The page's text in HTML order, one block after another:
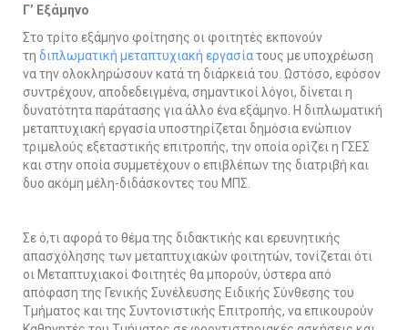
Γ’ Εξάμηνο
Στο τρίτο εξάμηνο φοίτησης οι φοιτητές εκπονούν
τη διπλωματική μεταπτυχιακή εργασίατους με υποχρέωση
να την ολοκληρώσουν κατά τη διάρκειά του. Ωστόσο, εφόσον
συντρέχουν, αποδεδειγμένα, σημαντικοί λόγοι, δίνεται η
δυνατότητα παράτασης για άλλο ένα εξάμηνο. Η διπλωματική
μεταπτυχιακή εργασία υποστηρίζεται δημόσια ενώπιον
τριμελούς εξεταστικής επιτροπής, την οποία ορίζει η ΓΣΕΣ
και στην οποία συμμετέχουν ο επιβλέπων της διατριβή και
δυο ακόμη μέλη-διδάσκοντες του ΜΠΣ.
Σε ό,τι αφορά το θέμα της διδακτικής και ερευνητικής
απασχόλησης των μεταπτυχιακών φοιτητών, τονίζεται ότι
οι Μεταπτυχιακοί Φοιτητές θα μπορούν, ύστερα από
απόφαση της Γενικής Συνέλευσης Ειδικής Σύνθεσης του
Τμήματος και της Συντονιστικής Επιτροπής, να επικουρούν